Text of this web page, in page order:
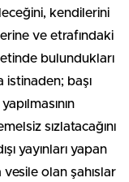
kendilerini
ve etrafındaki
bulundukları
istinaden; başı
sızlatacağını
yayınları yapan
vesile olan şahıslar